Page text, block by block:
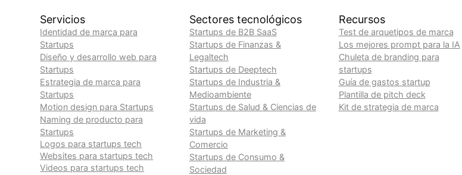
Servicios
Identidad de marca para
Startups
Diseño y desarrollo web para
Startups
Estrategia de marca para
Startups
Motion design para Startups
Naming de producto para
Startups
Logos para startups tech
Websites para startups tech
Videos para startups tech
Sectores tecnológicos
Startups de B2B SaaS
Startups de Finanzas &
Legaltech
Startups de Deeptech
Startups de Industria &
Medioambiente
Startups de Salud & Ciencias de
vida
Startups de Marketing &
Comercio
Startups de Consumo &
Sociedad
Recursos
Test de arquetipos de marca
Los mejores prompt para la IA
Chuleta de branding para
startups
Guía de gastos startup
Plantilla de pitch deck
Kit de strategia de marca